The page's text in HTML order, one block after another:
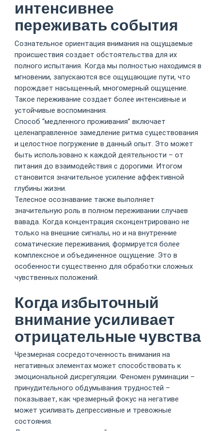
интенсивнее
переживать события
Сознательное ориентация внимания на ощущаемые
происшествия создает обстоятельства для их
полного испытания. Когда мы полностью находимся в
мгновении, запускаются все ощущающие пути, что
порождает насыщенный, многомерный ощущение.
Такое переживание создает более интенсивные и
устойчивые воспоминания.
Способ “медленного проживания” включает
целенаправленное замедление ритма существования
и целостное погружение в данный опыт. Это может
быть использовано к каждой деятельности – от
питания до взаимодействия с дорогими. Итогом
становится значительное усиление аффективной
глубины жизни.
Телесное осознавание также выполняет
значительную роль в полном переживании случаев
вавада. Когда концентрация сконцентрировано не
только на внешние сигналы, но и на внутренние
соматические переживания, формируется более
комплексное и объединенное ощущение. Это в
особенности существенно для обработки сложных
чувственных положений.
Когда избыточный
внимание усиливает
отрицательные чувства
Чрезмерная сосредоточенность внимания на
негативных элементах может способствовать к
эмоциональной дисрегуляции. Феномен руминации –
принудительного обдумывания трудностей –
показывает, как чрезмерный фокус на негативе
может усиливать депрессивные и тревожные
состояния.